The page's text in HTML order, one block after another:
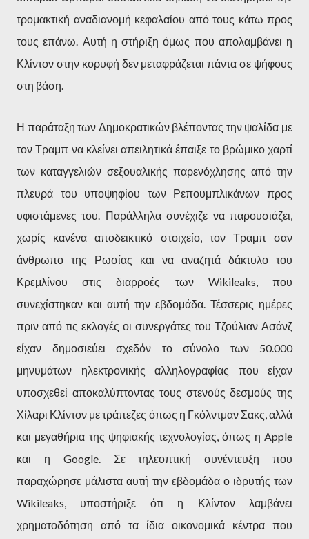
τρομακτική αναδιανομή κεφαλαίου από τους κάτω προς
τους επάνω. Αυτή η στήριξη όμως που απολαμβάνει η
Κλίντον στην κορυφή δεν μεταφράζεται πάντα σε ψήφους
στη βάση.
Η παράταξη των Δημοκρατικών βλέποντας την ψαλίδα με
τον Τραμπ να κλείνει απειλητικά έπαιξε το βρώμικο χαρτί
των καταγγελιών σεξουαλικής παρενόχλησης από την
πλευρά του υποψηφίου των Ρεπουμπλικάνων προς
υφιστάμενες του. Παράλληλα συνέχιζε να παρουσιάζει,
χωρίς κανένα αποδεικτικό στοιχείο, τον Τραμπ σαν
άνθρωπο της Ρωσίας και να αναζητά δάκτυλο του
Κρεμλίνου στις διαρροές των Wikileaks, που
συνεχίστηκαν και αυτή την εβδομάδα. Τέσσερις ημέρες
πριν από τις εκλογές οι συνεργάτες του Τζούλιαν Ασάνζ
είχαν δημοσιεύει σχεδόν το σύνολο των 50.000
μηνυμάτων ηλεκτρονικής αλληλογραφίας που είχαν
υποσχεθεί αποκαλύπτοντας τους στενούς δεσμούς της
Χίλαρι Κλίντον με τράπεζες όπως η Γκόλντμαν Σακς, αλλά
και μεγαθήρια της ψηφιακής τεχνολογίας, όπως η Apple
και η Google. Σε τηλεοπτική συνέντευξη που
παραχώρησε μάλιστα αυτή την εβδομάδα ο ιδρυτής των
Wikileaks, υποστήριξε ότι η Κλίντον λαμβάνει
χρηματοδότηση από τα ίδια οικονομικά κέντρα που